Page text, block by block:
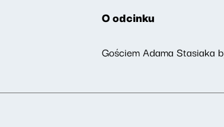
O odcinku
Gościem Adama Stasiaka